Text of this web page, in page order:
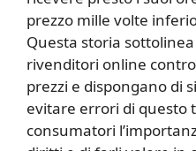
prezzo mille volte
Questa storia
rivenditori online
prezzi e dispongano di
evitare errori di questo
consumatori